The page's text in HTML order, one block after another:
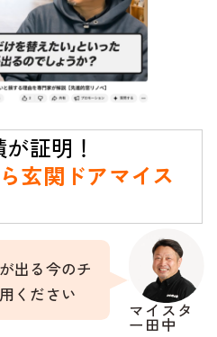
証明！
玄関ドアマイス
マイスタ
ー田中
出る今のチ
ください